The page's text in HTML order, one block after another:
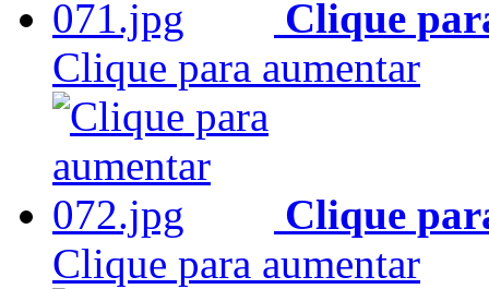
Clique
Clique para aumentar
Clique
Clique para aumentar